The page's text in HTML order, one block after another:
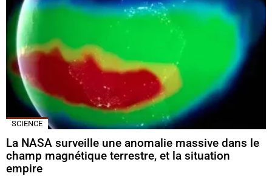
SCIENCE
La NASA surveille une anomalie massive dans le
champ magnétique terrestre, et la situation
empire